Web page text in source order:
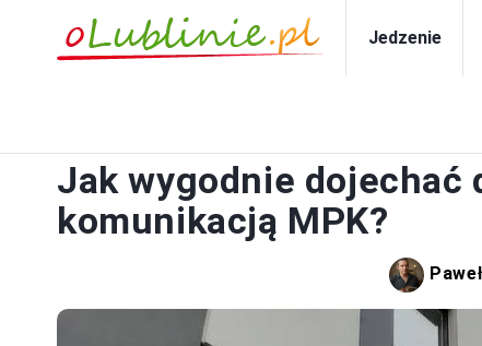
Jedzenie
Jak wygodnie dojechać
komunikacją MPK?